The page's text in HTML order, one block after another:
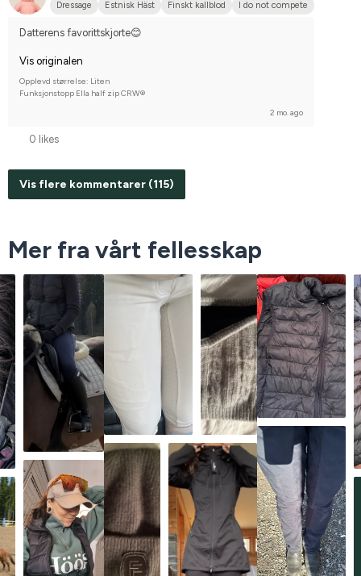
Dressage
Estnisk Häst Finskt kallblod I do not compete
Datterens favorittskjorte😊
Vis originalen
Opplevd størrelse: Liten
Funksjonstopp Ella half zip CRW®
2 mo. ago
0 likes
Vis flere kommentarer (115)
Mer fra vårt fellesskap